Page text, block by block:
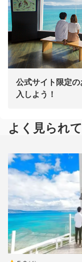
公式サイト限定
入しよう！
よく見られ